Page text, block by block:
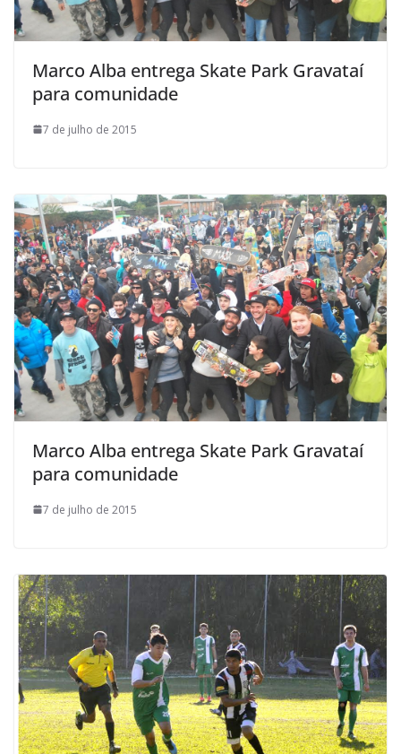
Marco Alba entrega Skate Park Gravataí
para comunidade
7 de julho de 2015
Marco Alba entrega Skate Park Gravataí
para comunidade
7 de julho de 2015